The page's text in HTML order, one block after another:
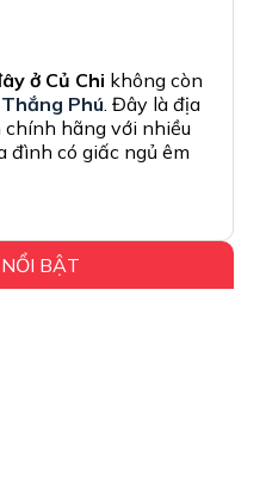
ở Củ Chi không còn
Phú. Đây là địa
hãng với nhiều
đình có giấc ngủ êm
BẬT